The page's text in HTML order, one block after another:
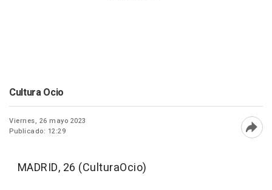
Cultura Ocio
Viernes, 26 mayo 2023
Publicado: 12:29
MADRID, 26 (CulturaOcio)